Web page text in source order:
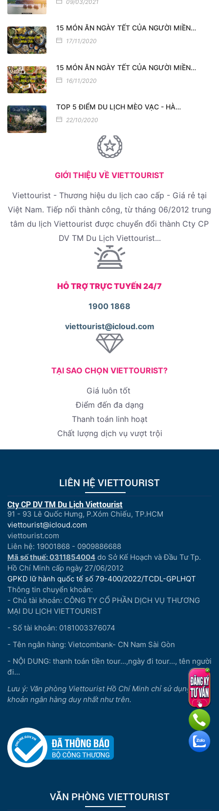
09/03/2021
15 MÓN ĂN NGÀY TẾT CỦA NGƯỜI MIỀN…
17/11/2020
15 MÓN ĂN NGÀY TẾT CỦA NGƯỜI MIỀN…
16/11/2020
TOP 5 ĐIỂM DU LỊCH MÈO VẠC - HÀ…
22/10/2020
GIỚI THIỆU VỀ VIETTOURIST
Viettourist - Thương hiệu du lịch cao cấp - Giá rẻ tại
Việt Nam. Tiếp nối thành công, từ tháng 06/2012 trung
tâm du lịch Viettourist được chuyển đổi thành Cty CP
DV TM Du Lịch Viettourist...
HỖ TRỢ TRỰC TUYẾN 24/7
1900 1868
viettourist@icloud.com
TẠI SAO CHỌN VIETTOURIST?
Giá luôn tốt
Điểm đến đa dạng
Thanh toán linh hoạt
Chất lượng dịch vụ vượt trội
LIÊN HỆ VIETTOURIST
Cty CP DV TM Du Lịch Viettourist
91 - 93 Lê Quốc Hưng, P.Xóm Chiếu, TP.HCM
viettourist@icloud.com
viettourist.com
Liên hệ: 19001868 - 0909886688
Mã số thuế: 0311854004 do Sở Kế Hoạch và Đầu Tư Tp.
Hồ Chí Minh cấp ngày 27/06/2012
GPKD lữ hành quốc tế số 79-400/2022/TCDL-GPLHQT
Thông tin chuyển khoản:
- Chủ tài khoản: CÔNG TY CỔ PHẦN DỊCH VỤ THƯƠNG
MẠI DU LỊCH VIETTOURIST
- Số tài khoản: 0181003376074
- Tên ngân hàng: Vietcombank- CN Nam Sài Gòn
- NỘI DUNG: thanh toán tiền tour...,ngày đi tour..., tên người
đi...
Lưu ý: Văn phòng Viettourist Hồ Chí Minh chỉ sử dụng 01 tài
khoản ngân hàng duy nhất như trên.
VĂN PHÒNG VIETTOURIST